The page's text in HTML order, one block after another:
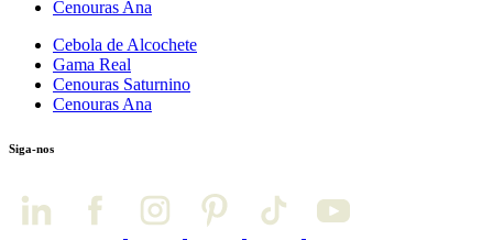
Cenouras Ana
Cebola de Alcochete
Gama Real
Cenouras Saturnino
Cenouras Ana
Siga-nos